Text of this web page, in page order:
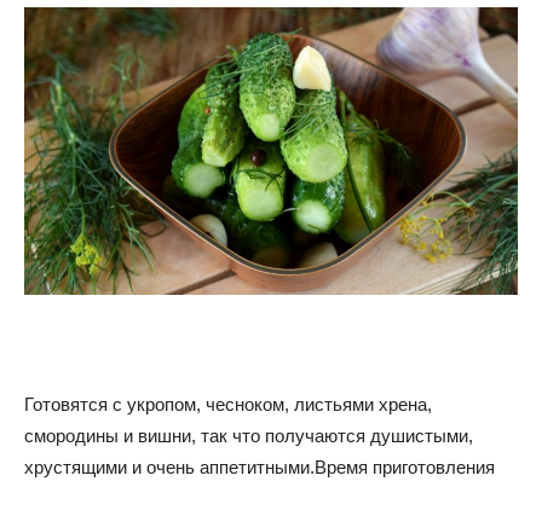
Готовятся с укропом, чесноком, листьями хрена,
смородины и вишни, так что получаются душистыми,
хрустящими и очень аппетитными.Время приготовления